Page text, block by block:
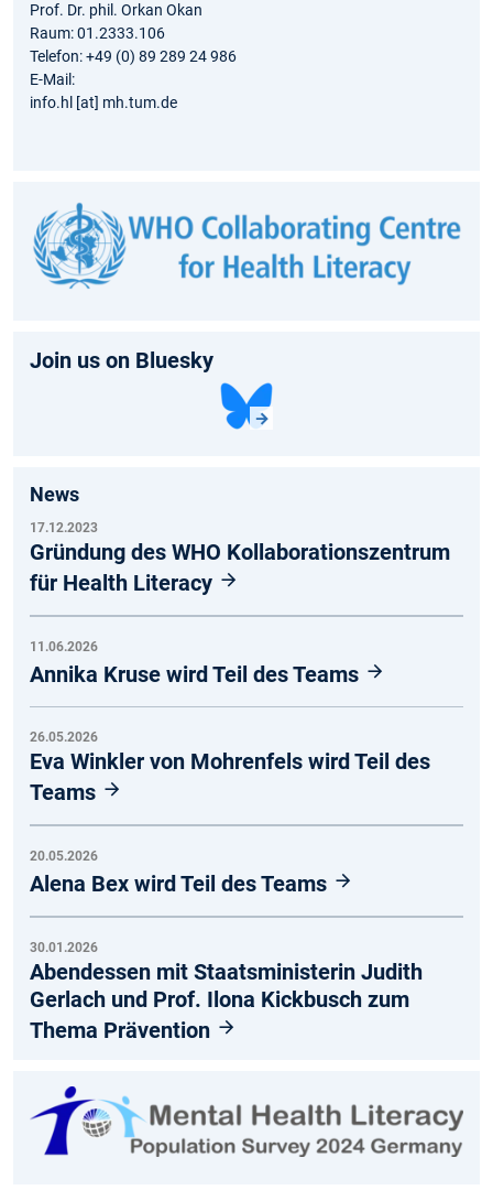
Prof. Dr. phil. Orkan Okan
Raum: 01.2333.106
Telefon: +49 (0) 89 289 24 986
E-Mail:
info.hl [at] mh.tum.de
Join us on Bluesky
News
17.12.2023
Gründung des WHO Kollaborationszentrum
für Health Literacy
11.06.2026
Annika Kruse wird Teil des Teams
26.05.2026
Eva Winkler von Mohrenfels wird Teil des
Teams
20.05.2026
Alena Bex wird Teil des Teams
30.01.2026
Abendessen mit Staatsministerin Judith
Gerlach und Prof. Ilona Kickbusch zum
Thema Prävention